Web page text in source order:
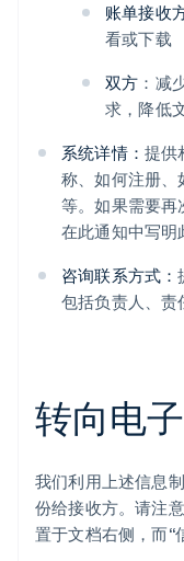
账单接收
看或下载
双方 ：减
求，降低
系统详情： 提供
称、如何注册、
等。如果需要再
在此通知中写明
咨询联系方式：
包括负责人、责
转向电
我们利用上述信息
份给接收方。请注
置于文档右侧，而“